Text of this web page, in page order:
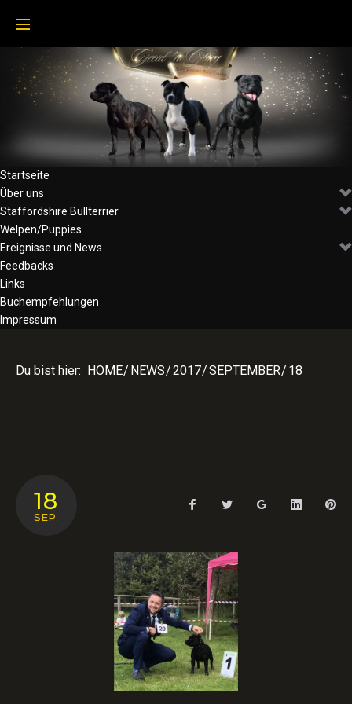
content
Startseite
Über uns
Staffordshire Bullterrier
Welpen/Puppies
Ereignisse und News
Feedbacks
Links
Buchempfehlungen
Impressum
Du bist hier: HOME/ NEWS/2017/SEPTEMBER/ 18
TAG:
18.
SEPTEMBER
18
SEP.
FacebookTwitter Google+ LinkedIn